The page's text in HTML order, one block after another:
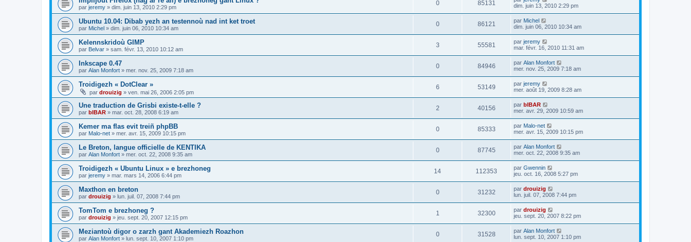
par jeremy » dim. juin 13, 2010 2:29 pm
0 85131
dim. juin 13, 2010 2:29 pm
Ubuntu 10.04: Dibab yezh an testennoù nad int ket troet
par Michel » dim. juin 06, 2010 10:34 am
0 86121 par Michel
dim. juin 06, 2010 10:34 am
Kelennskridoù GIMP
par Belvar » sam. févr. 13, 2010 10:12 am
3 55581 par jeremy
mar. févr. 16, 2010 11:31 am
Inkscape 0.47
par Alan Monfort » mer. nov. 25, 2009 7:18 am
0 84946 par Alan Monfort
mer. nov. 25, 2009 7:18 am
Troidigezh « DotClear »
par drouizig » ven. mai 26, 2006 2:05 pm
6 53149 par jeremy
mer. août 19, 2009 8:28 am
Une traduction de Grisbi existe-t-elle ?
par bIBAR » mar. oct. 28, 2008 6:19 am
2 40156 par bIBAR
mer. avr. 29, 2009 10:59 am
Kemer ma flas evit treiñ phpBB
par Malo-net » mer. avr. 15, 2009 10:15 pm
0 85333 par Malo-net
mer. avr. 15, 2009 10:15 pm
Le Breton, langue officielle de KENTIKA
par Alan Monfort » mer. oct. 22, 2008 9:35 am
0 87745 par Alan Monfort
mer. oct. 22, 2008 9:35 am
Troidigezh « Ubuntu Linux » e brezhoneg
par jeremy » mar. mars 14, 2006 6:44 pm
14 112353 par Gwennin
jeu. oct. 16, 2008 5:27 pm
Maxthon en breton
par drouizig » lun. juil. 07, 2008 7:44 pm
0 31232 par drouizig
lun. juil. 07, 2008 7:44 pm
TomTom e brezhoneg ?
par drouizig » jeu. sept. 20, 2007 12:15 pm
1 32300 par drouizig
jeu. sept. 20, 2007 8:22 pm
Meziantoù digor o zarzh gant Akademiezh Roazhon
par Alan Monfort » lun. sept. 10, 2007 1:10 pm
0 31528 par Alan Monfort
lun. sept. 10, 2007 1:10 pm